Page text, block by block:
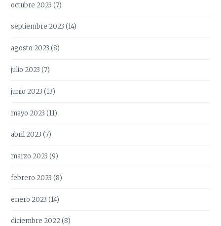
octubre 2023 (7)
septiembre 2023 (14)
agosto 2023 (8)
julio 2023 (7)
junio 2023 (13)
mayo 2023 (11)
abril 2023 (7)
marzo 2023 (9)
febrero 2023 (8)
enero 2023 (14)
diciembre 2022(8)